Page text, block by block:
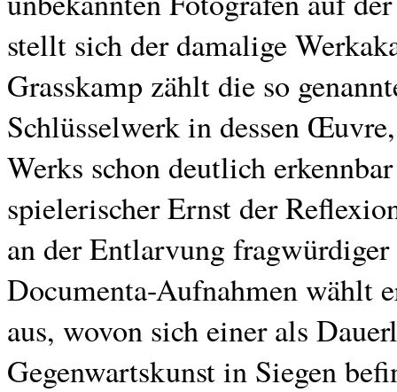
stellt sich der damalige
Grasskamp zählt die so
Schlüsselwerk in dessen
Werks schon deutlich
spielerischer Ernst der
an der Entlarvung
Documenta-Aufnahmen wählt
aus, wovon sich einer als
Gegenwartskunst in Siegen